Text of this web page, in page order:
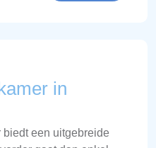
in
biedt een uitgebreide